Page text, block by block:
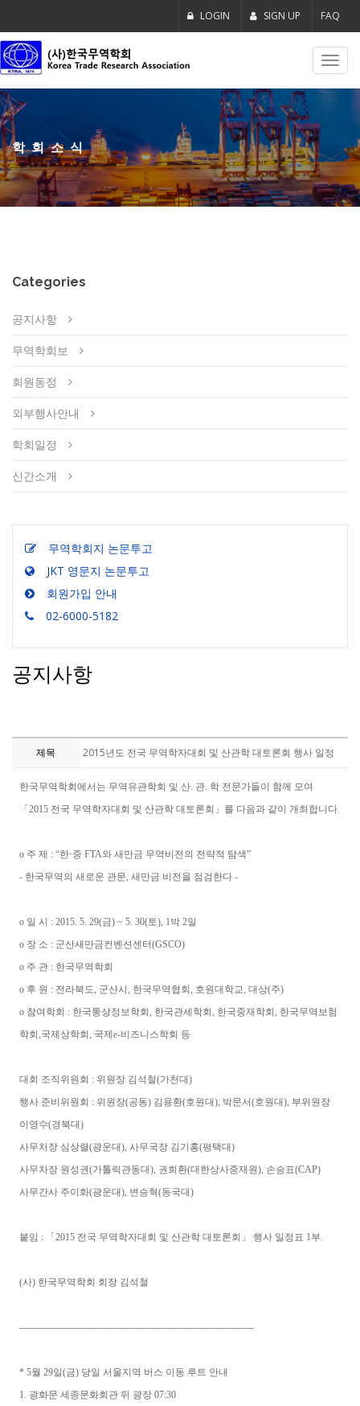
LOGIN SIGN UP FAQ
학회소식
Categories
공지사항
무역학회보
회원동정
외부행사안내
학회일정
신간소개
무역학회지 논문투고
JKT 영문지 논문투고
회원가입 안내
02-6000-5182
공지사항
제목 2015년도 전국 무역학자대회 및 산관학 대토론회 행사 일정
한국무역학회에서는 무역유관학회 및 산. 관. 학 전문가들이 함께 모여
「2015 전국 무역학자대회 및 산관학 대토론회」를 다음과 같이 개최합니다.
o 주 제 : “한·중 FTA와 새만금 무역비전의 전략적 탐색”
- 한국무역의 새로운 관문, 새만금 비전을 점검한다 -
o 일 시 : 2015. 5. 29(금) ~ 5. 30(토), 1박 2일
o 장 소 : 군산새만금컨벤션센터(GSCO)
o 주 관 : 한국무역학회
o 후 원 : 전라북도, 군산시, 한국무역협회, 호원대학교, 대상(주)
o 참여학회 : 한국통상정보학회, 한국관세학회, 한국중재학회, 한국무역보험
학회,국제상학회, 국제e-비즈니스학회 등
대회 조직위원회 : 위원장 김석철(가천대)
행사 준비위원회 : 위원장(공동) 김용환(호원대), 박문서(호원대), 부위원장
이영수(경북대)
사무처장 심상렬(광운대), 사무국장 김기홍(평택대)
사무차장 원성권(가톨릭관동대), 권희환(대한상사중재원), 손승표(CAP)
사무간사 주이화(광운대), 변승혁(동국대)
붙임 : 「2015 전국 무역학자대회 및 산관학 대토론회」 행사 일정표 1부.
(사) 한국무역학회 회장 김석철
-------------------------------------------------------------------------
* 5월 29일(금) 당일 서울지역 버스 이동 루트 안내
1. 광화문 세종문화회관 뒤 광장 07:30